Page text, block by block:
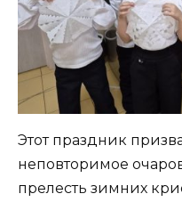
Этот праздник
неповторимое
прелесть зимних